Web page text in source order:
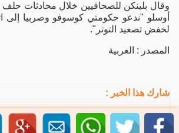
وقال بلينكن للصحافيين خلال محادثات
أوسلو "ندعو حكومتي كوسوفو وصربيا إلى
لخفض تصعيد التوتر".
المصدر : العربية
شارك هذا الخبر :